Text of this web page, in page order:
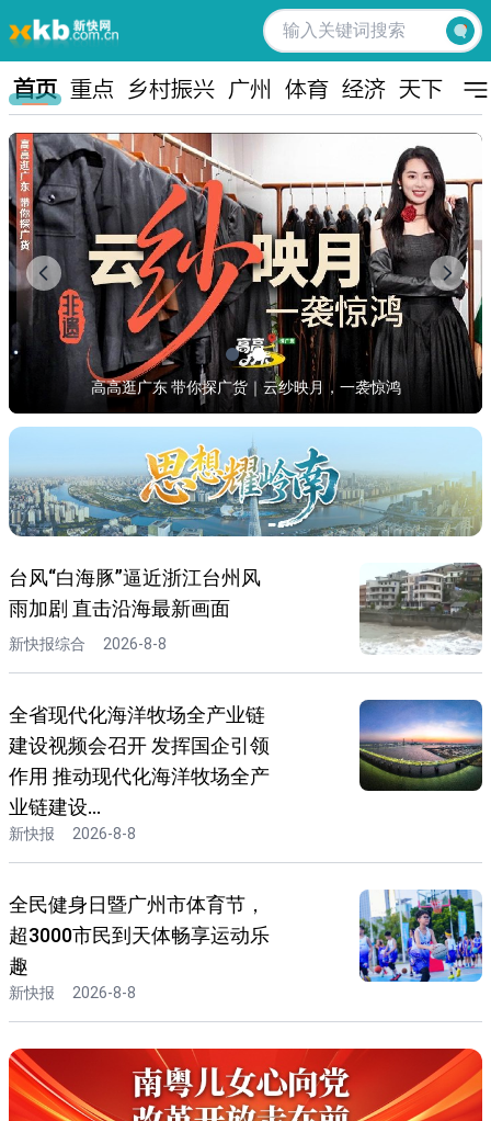
首页 重点 乡村振兴 广州 体育 经济 天下 湾
高高逛广东 带你探广货｜云纱映月，一袭惊鸿
台风“白海豚”逼近浙江台州风
雨加剧 直击沿海最新画面
新快报综合 2026-8-8
全省现代化海洋牧场全产业链
建设视频会召开 发挥国企引领
作用 推动现代化海洋牧场全产
业链建设...
新快报 2026-8-8
全民健身日暨广州市体育节，
超3000市民到天体畅享运动乐
趣
新快报 2026-8-8